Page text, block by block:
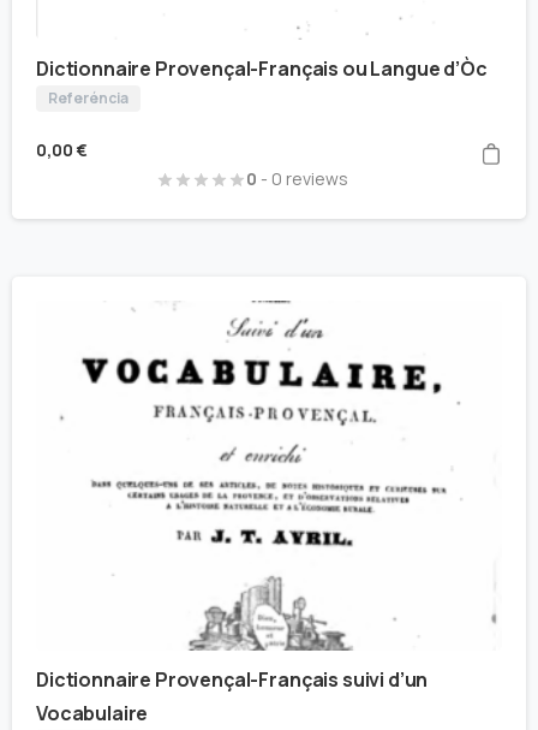
Dictionnaire Provençal-Français ou Langue d’Òc
Referéncia
0,00 €
0 - 0 reviews
Dictionnaire Provençal-Français suivi d’un
Vocabulaire